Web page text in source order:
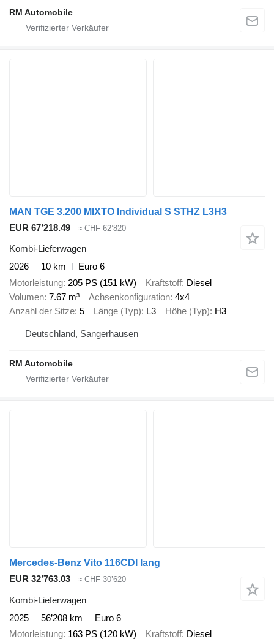
RM Automobile
MAN TGE 3.200 MIXTO Individual S STHZ L3H3
EUR 67’218.49
≈ CHF 62’820
Kombi-Lieferwagen
2026
10 km
Euro 6
Motorleistung 205 PS (151 kW) Kraftstoff Diesel
Volumen 7.67 m³ Achsenkonfiguration 4x4
Anzahl der Sitze 5 Länge (Typ) L3 Höhe (Typ) H3
Deutschland, Sangerhausen
RM Automobile
Mercedes-Benz Vito 116CDI lang
EUR 32’763.03
≈ CHF 30’620
Kombi-Lieferwagen
2025
56’208 km
Euro 6
Motorleistung 163 PS (120 kW) Kraftstoff Diesel